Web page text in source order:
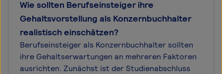
Wie sollten Berufseinsteiger ihre
Gehaltsvorstellung als Konzernbuchhalter
realistisch einschätzen?
Berufseinsteiger als Konzernbuchhalter sollten
ihre Gehaltserwartungen an mehreren Faktoren
ausrichten. Zunächst ist der Studienabschluss